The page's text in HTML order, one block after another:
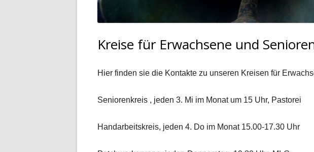
Kreise für Erwachsene und
Hier finden sie die Kontakte zu unseren Kreisen für
Seniorenkreis , jeden 3. Mi im Monat um 15 Uhr, Pastorei
Handarbeitskreis, jeden 4. Do im Monat 15.00-17.30 Uhr